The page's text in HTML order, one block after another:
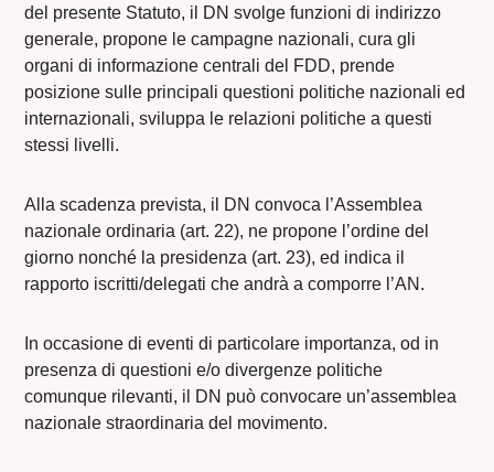
del presente Statuto, il DN svolge funzioni di indirizzo
generale, propone le campagne nazionali, cura gli
organi di informazione centrali del FDD, prende
posizione sulle principali questioni politiche nazionali ed
internazionali, sviluppa le relazioni politiche a questi
stessi livelli.
Alla scadenza prevista, il DN convoca l’Assemblea
nazionale ordinaria (art. 22), ne propone l’ordine del
giorno nonché la presidenza (art. 23), ed indica il
rapporto iscritti/delegati che andrà a comporre l’AN.
In occasione di eventi di particolare importanza, od in
presenza di questioni e/o divergenze politiche
comunque rilevanti, il DN può convocare un’assemblea
nazionale straordinaria del movimento.